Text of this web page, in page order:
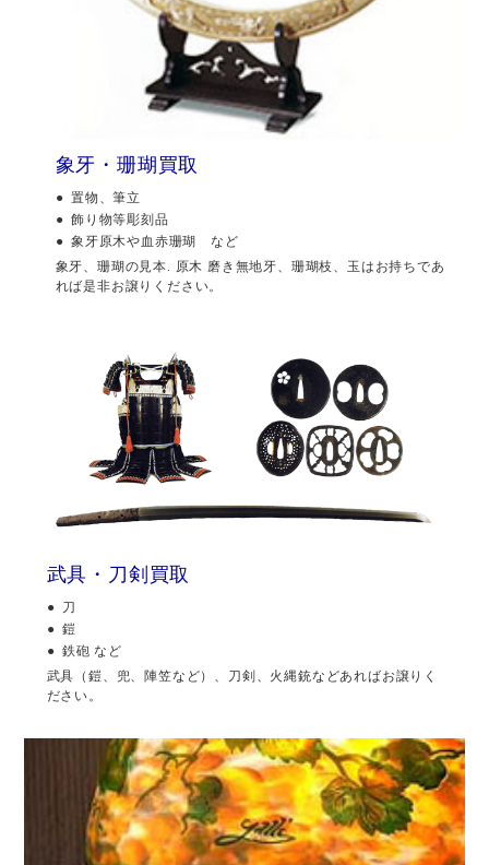
象牙・珊瑚買取
置物、筆立
飾り物等彫刻品
象牙原木や血赤珊瑚 など
象牙、珊瑚の見本. 原木 磨き無地牙、珊瑚枝、玉はお持ちであ
れば是非お譲りください。
武具・刀剣買取
刀
鎧
鉄砲 など
武具（鎧、兜、陣笠など）、刀剣、火縄銃などあればお譲りく
ださい。